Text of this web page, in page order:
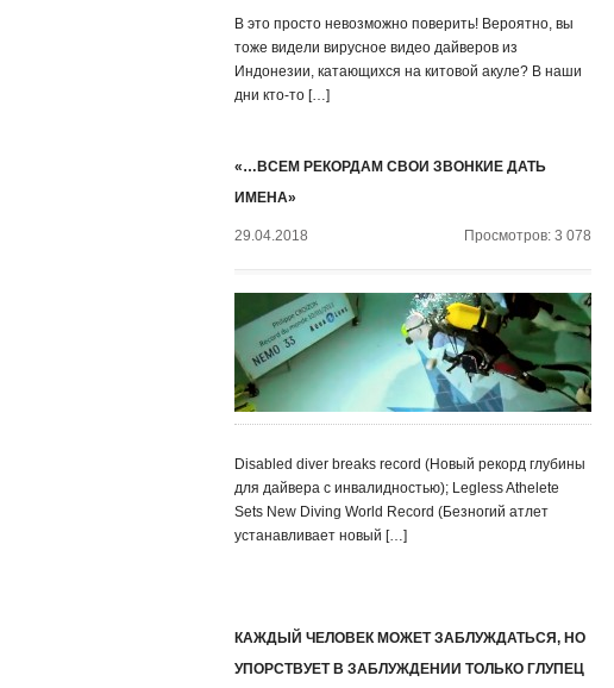
В это просто невозможно поверить! Вероятно, вы
тоже видели вирусное видео дайверов из
Индонезии, катающихся на китовой акуле? В наши
дни кто-то […]
«…ВСЕМ РЕКОРДАМ СВОИ ЗВОНКИЕ ДАТЬ
ИМЕНА»
29.04.2018 Просмотров: 3 078
Disabled diver breaks record (Новый рекорд глубины
для дайвера с инвалидностью); Legless Athelete
Sets New Diving World Record (Безногий атлет
устанавливает новый […]
КАЖДЫЙ ЧЕЛОВЕК МОЖЕТ ЗАБЛУЖДАТЬСЯ, НО
УПОРСТВУЕТ В ЗАБЛУЖДЕНИИ ТОЛЬКО ГЛУПЕЦ